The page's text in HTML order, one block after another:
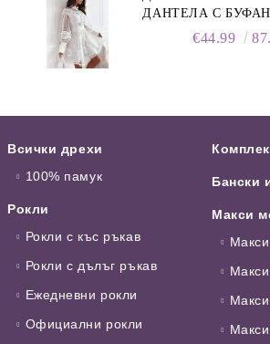
ДАНТЕЛА С
€44.99
Всички дрехи
100% памук
Рокли
Рокли с къс ръкав
Рокли с дълъг ръкав
Ежедневни рокли
Официални рокли
Бански
Макси